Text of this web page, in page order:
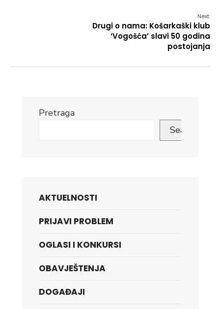
Next:
Drugi o nama: Košarkaški klub
‘Vogošća’ slavi 50 godina
postojanja
Pretraga
Search
AKTUELNOSTI
PRIJAVI PROBLEM
OGLASI I KONKURSI
OBAVJEŠTENJA
DOGAĐAJI